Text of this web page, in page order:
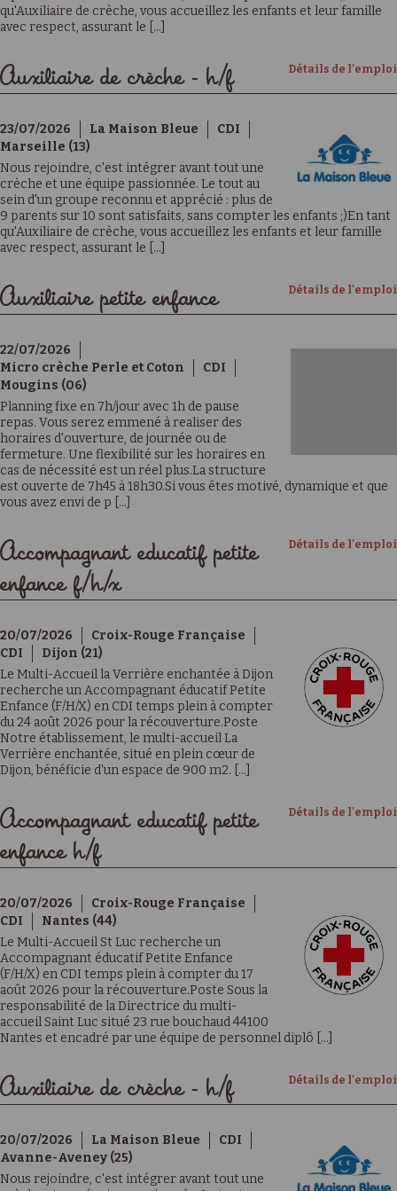
qu'Auxiliaire de crèche, vous accueillez les enfants et leur famille
avec respect, assurant le [...]
Détails de l'emploi
Auxiliaire de crèche - h/f
23/07/2026 La Maison Bleue
CDI
Marseille (13)
Nous rejoindre, c'est intégrer avant tout une
crèche et une équipe passionnée. Le tout au
sein d'un groupe reconnu et apprécié : plus de
9 parents sur 10 sont satisfaits, sans compter les enfants ;)En tant
qu'Auxiliaire de crèche, vous accueillez les enfants et leur famille
avec respect, assurant le [...]
Détails de l'emploi
Auxiliaire petite enfance
22/07/2026
Micro crèche Perle et Coton
CDI
Mougins (06)
Planning fixe en 7h/jour avec 1h de pause
repas. Vous serez emmené à realiser des
horaires d'ouverture, de journée ou de
fermeture. Une flexibilité sur les horaires en
cas de nécessité est un réel plus.La structure
est ouverte de 7h45 à 18h30.Si vous êtes motivé, dynamique et que
vous avez envi de p [...]
Détails de l'emploi
Accompagnant educatif petite
enfance f/h/x
20/07/2026
Croix-Rouge Française
CDI
Dijon (21)
Le Multi-Accueil la Verrière enchantée à Dijon
recherche un Accompagnant éducatif Petite
Enfance (F/H/X) en CDI temps plein à compter
du 24 août 2026 pour la récouverture.Poste
Notre établissement, le multi-accueil La
Verrière enchantée, situé en plein cœur de
Dijon, bénéficie d'un espace de 900 m2. [...]
Détails de l'emploi
Accompagnant educatif petite
enfance h/f
20/07/2026
Croix-Rouge Française
CDI
Nantes (44)
Le Multi-Accueil St Luc recherche un
Accompagnant éducatif Petite Enfance
(F/H/X) en CDI temps plein à compter du 17
août 2026 pour la récouverture.Poste Sous la
responsabilité de la Directrice du multi-
accueil Saint Luc situé 23 rue bouchaud 44100
Nantes et encadré par une équipe de personnel diplô [...]
Détails de l'emploi
Auxiliaire de crèche - h/f
20/07/2026 La Maison Bleue
CDI
Avanne-Aveney (25)
Nous rejoindre, c'est intégrer avant tout une